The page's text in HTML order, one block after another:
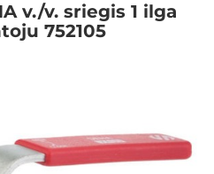
v./v. sriegis 1 ilga
752105